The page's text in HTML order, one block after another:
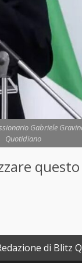
Gabriele
Quotidiano
di Blitz